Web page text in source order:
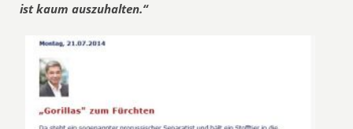
ist kaum auszuhalten.“